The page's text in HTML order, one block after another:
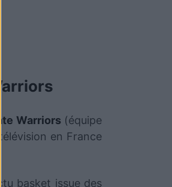
Warriors(équipe
en France
basket issue des